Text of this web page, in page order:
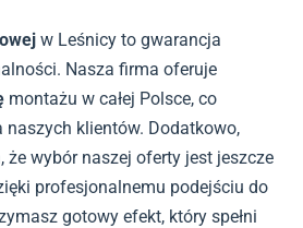
w Leśnicy to gwarancja
Nasza firma oferuje
montażu w całej Polsce, co
klientów. Dodatkowo,
że wybór naszej oferty jest jeszcze
profesjonalnemu podejściu do
gotowy efekt, który spełni